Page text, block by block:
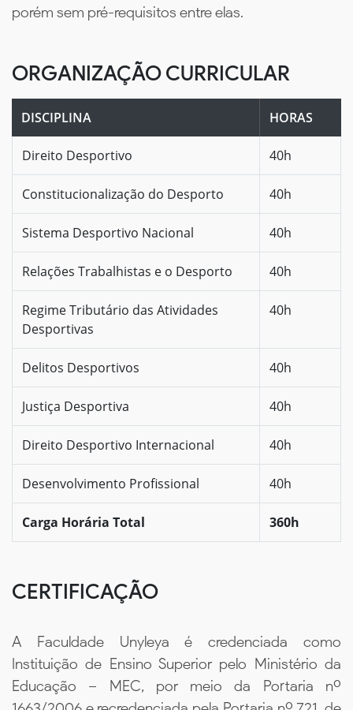
porém sem pré-requisitos entre elas.
ORGANIZAÇÃO CURRICULAR
DISCIPLINA HORAS
Direito Desportivo 40h
Constitucionalização do Desporto 40h
Sistema Desportivo Nacional 40h
Relações Trabalhistas e o Desporto 40h
Regime Tributário das Atividades
Desportivas
40h
Delitos Desportivos 40h
Justiça Desportiva 40h
Direito Desportivo Internacional 40h
Desenvolvimento Profissional 40h
Carga Horária Total 360h
CERTIFICAÇÃO
A Faculdade Unyleya é credenciada como
Instituição de Ensino Superior pelo Ministério da
Educação – MEC, por meio da Portaria nº